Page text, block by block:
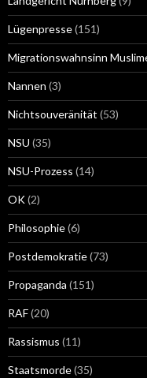
Lügenpresse(151)
Migrationswahnsinn
Nannen (3)
Nichtsouveränität (53)
NSU (35)
NSU-Prozess (14)
OK(2)
Philosophie(6)
Postdemokratie(73)
Propaganda (151)
RAF(20)
Rassismus (11)
Staatsmorde(35)